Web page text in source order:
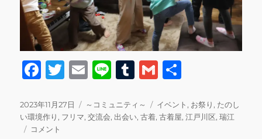
F
c
e
T
it
te
E
ai
l
Li
e
T
m
bl
G
ai
l
投
稿
日:
2023年11月27日
カ
テ
～コミュニティ～
タ
グ
イベント, お祭り, たのし
い環境作り, フリマ,交流会, 出会い,古着,古着屋,江戸川区,瑞江
フ
コメント